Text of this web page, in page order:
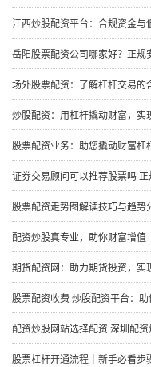
江西炒股配资平台：合规资金与
岳阳股票配资公司哪家好？正规
场外股票配资：了解杠杆交易的
炒股配资：用杠杆撬动财富，实
股票配资业务：助您撬动财富杠
证券交易顾问可以推荐股票吗
股票配资走势图解读技巧与趋势
配资炒股真专业，助你财富增值
期货配资网：助力期货投资，实
股票配资收费 炒股配资平台：
配资炒股网站选择配资 深圳配
股票杠杆开通流程｜新手必看步